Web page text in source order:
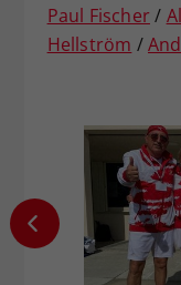
Paul Fischer /
Hellström /